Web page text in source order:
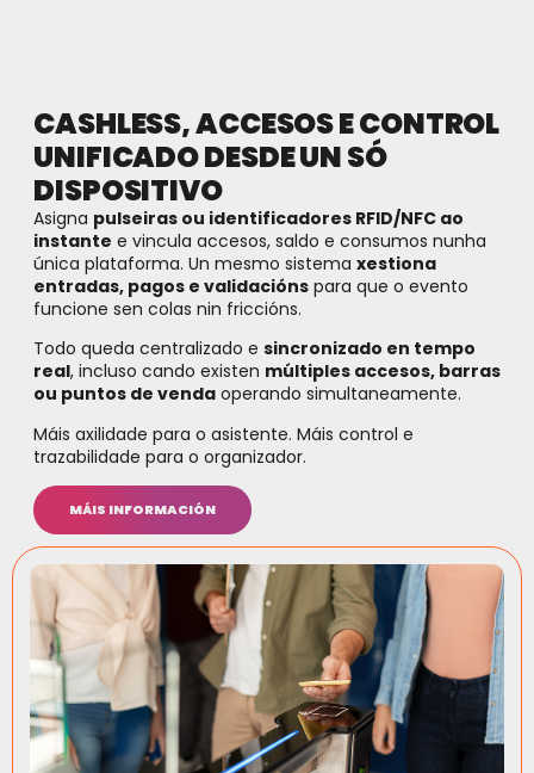
CASHLESS, ACCESOS E CONTROL
UNIFICADO DESDE UN SÓ
DISPOSITIVO
Asigna pulseiras ou identificadores RFID/NFC ao
instante e vincula accesos, saldo e consumos nunha
única plataforma. Un mesmo sistema xestiona
entradas, pagos e validacións para que o evento
funcione sen colas nin friccións.
Todo queda centralizado e sincronizado en tempo
real, incluso cando existen múltiples accesos, barras
ou puntos de venda operando simultaneamente.
Máis axilidade para o asistente. Máis control e
trazabilidade para o organizador.
MÁIS INFORMACIÓN